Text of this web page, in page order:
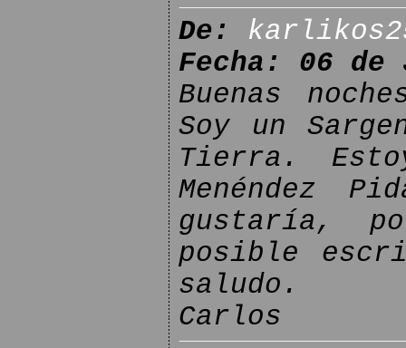
De:
Fecha: 06 de
Buenas
Soy un
Tierra.
Menéndez
gustaría,
posible
saludo.
Carlos